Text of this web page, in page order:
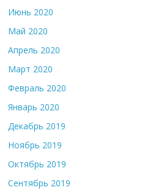
Июнь 2020
Май 2020
Апрель 2020
Март 2020
Февраль 2020
Январь 2020
Декабрь 2019
Ноябрь 2019
Октябрь 2019
Сентябрь 2019